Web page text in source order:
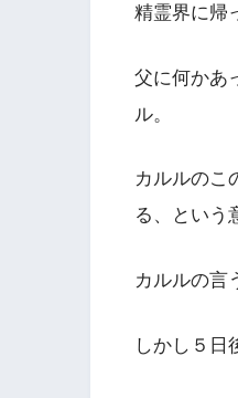
精霊界に帰
父に何かあ
ル。
カルルのこ
る、という
カルルの言
しかし５日